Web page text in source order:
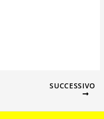
SUCCESSIVO